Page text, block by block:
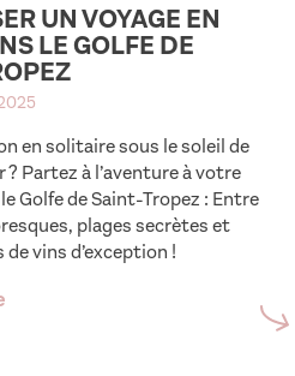
UN VOYAGE EN
LE GOLFE DE
en solitaire sous le soleil de
? Partez à l’aventure à votre
Golfe de Saint-Tropez : Entre
plages secrètes et
vins d’exception !